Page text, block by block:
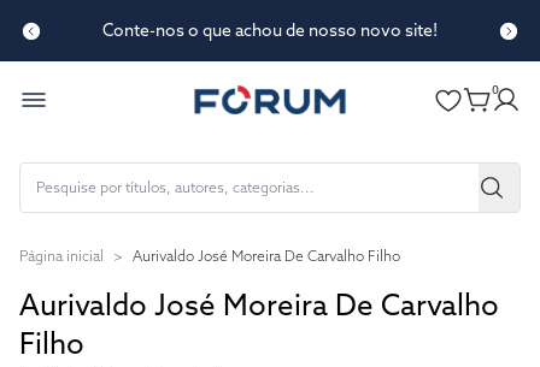
Conte-nos o que achou de nosso novo site!
0
Página inicial > Aurivaldo José Moreira De Carvalho Filho
Aurivaldo José Moreira De Carvalho
Filho